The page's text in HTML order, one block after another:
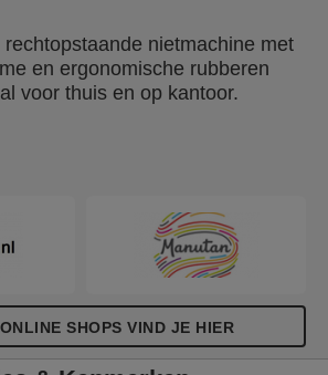
nietmachine met
en ergonomische rubberen
voor thuis en op kantoor.
SHOPS VIND JE HIER